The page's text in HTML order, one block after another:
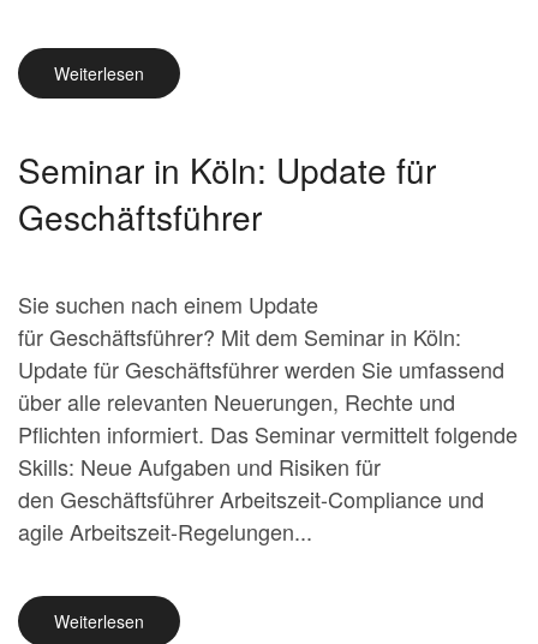
Weiterlesen
Seminar in Köln: Update für
Geschäftsführer
Sie suchen nach einem Update
für Geschäftsführer? Mit dem Seminar in Köln:
Update für Geschäftsführer werden Sie umfassend
über alle relevanten Neuerungen, Rechte und
Pflichten informiert. Das Seminar vermittelt folgende
Skills: Neue Aufgaben und Risiken für
den Geschäftsführer Arbeitszeit-Compliance und
agile Arbeitszeit-Regelungen...
Weiterlesen